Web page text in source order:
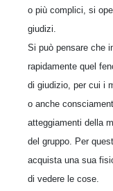
o più complici, si
giudizi.
Si può pensare che
rapidamente quel
di giudizio, per cui i
o anche
atteggiamenti della
del gruppo. Per
acquista una sua
di vedere le cose.